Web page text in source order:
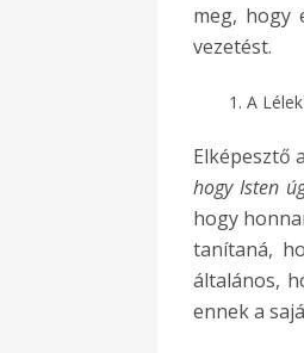
meg, hogy
vezetést.
A
Elképesztő
hogy Isten
hogy
tanítaná,
általános,
ennek a